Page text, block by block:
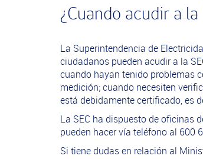
¿Cuando acudir a la
La Superintendencia de
ciudadanos pueden acudir a la
cuando hayan tenido problemas
medición; cuando necesiten
está debidamente certificado, es
La SEC ha dispuesto de oficinas
pueden hacer vía teléfono al 600
Si tiene dudas en relación al